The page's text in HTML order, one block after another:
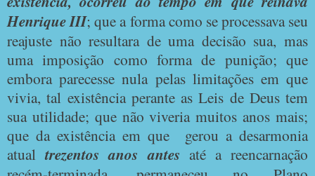
Henrique III; que a forma como se processava seu
reajuste não resultara de uma decisão sua, mas
uma imposição como forma de punição; que
embora parecesse nula pelas limitações em que
vivia, tal existência perante as Leis de Deus tem
sua utilidade; que não viveria muitos anos mais;
que da existência em que
gerou a desarmonia
atualtrezentos anos antes até a reencarnação